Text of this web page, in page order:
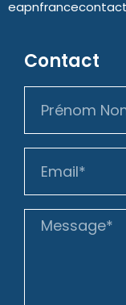
Contact